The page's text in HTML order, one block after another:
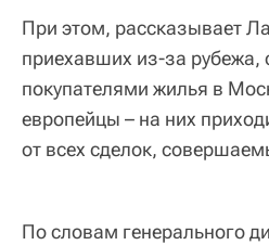
При этом, рассказывает
приехавших из-за
покупателями жилья в
европейцы – на них
от всех сделок,
По словам генерального